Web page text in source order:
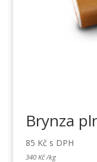
Brynza
85 Kč s DPH
340 Kč /kg